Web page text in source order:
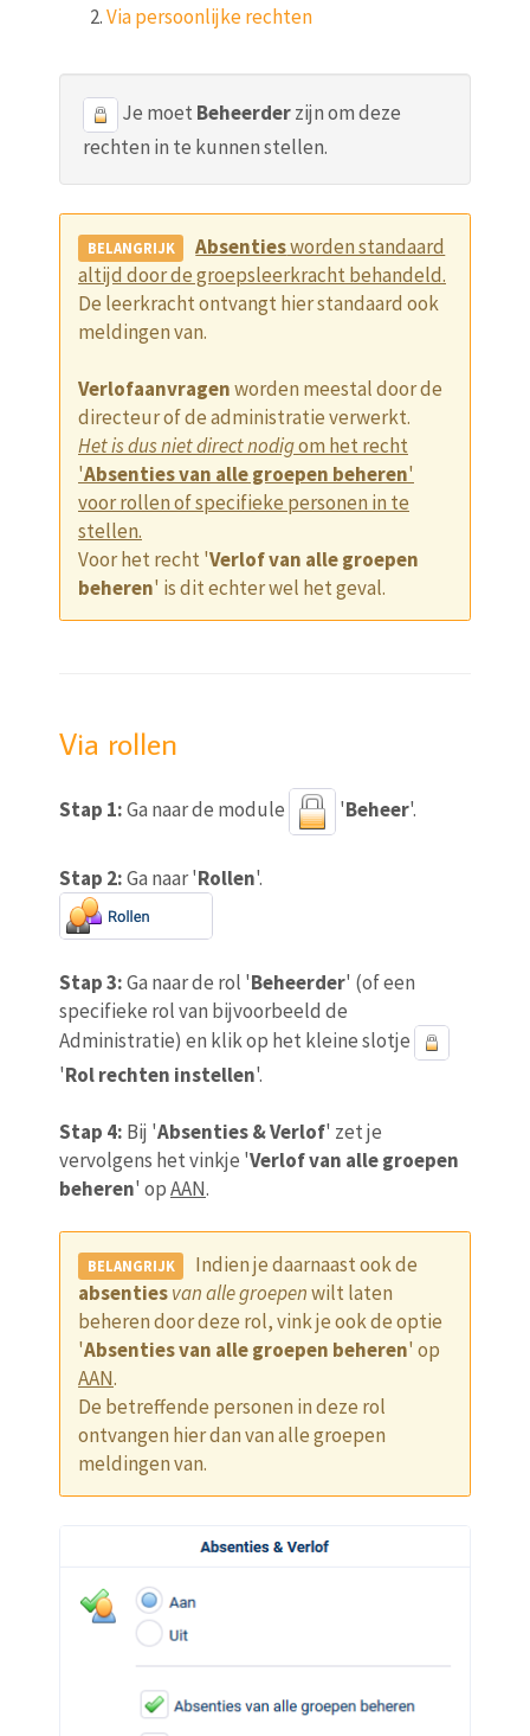
Via persoonlijke rechten
Je moet Beheerderzijn om deze
rechten in te kunnen stellen.
Absentiesworden standaard
altijd door de groepsleerkracht behandeld.
De leerkracht ontvangt hier standaard ook
meldingen van.
Verlofaanvragenworden meestal door de
directeur of de administratie verwerkt.
Het is dus niet direct nodigom het recht
'Absenties van alle groepen beheren'
voor rollen of specifieke personen in te
stellen.
Voor het recht 'Verlof van alle groepen
beheren' is dit echter wel het geval.
Via rollen
Stap 1:Ga naar de module 'Beheer'.
Stap 2:Ga naar 'Rollen'.
Stap 3:Ga naar de rol 'Beheerder' (of een
specifieke rol van bijvoorbeeld de
Administratie) en klik op het kleine slotje
'Rol rechten instellen'.
Stap 4: Bij 'Absenties & Verlof' zet je
vervolgens het vinkje 'Verlof van alle groepen
beheren' opAAN.
Indien je daarnaast ook de
absentiesvan alle groepenwilt laten
beheren door deze rol, vink je ook de optie
'Absenties van alle groepen beheren' op
AAN.
De betreffende personen in deze rol
ontvangen hier dan van alle groepen
meldingen van.